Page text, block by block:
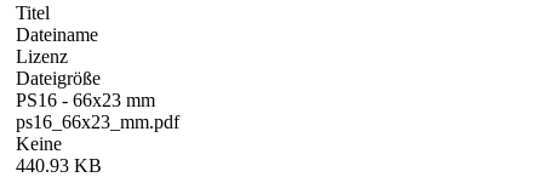
Titel
Dateiname
Lizenz
Dateigröße
PS16 - 66x23 mm
ps16_66x23_mm.pdf
Keine
440.93 KB